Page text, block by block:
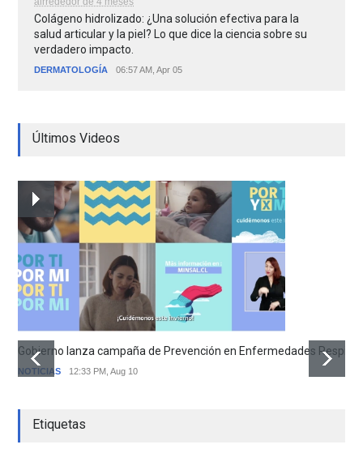
Colágeno hidrolizado: ¿Una solución efectiva para la
salud articular y la piel? Lo que dice la ciencia sobre su
verdadero impacto.
DERMATOLOGÍA 06:57 AM, Apr 05
Últimos Videos
Gobierno lanza campaña de Prevención en Enfermedades
NOTICIAS 12:33 PM, Aug 10
Etiquetas